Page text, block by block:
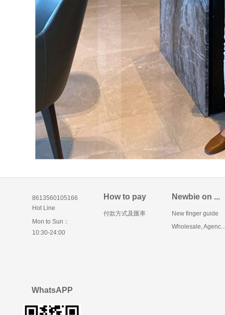
8613560105166
Hot Line
Mon to Sun：
10:30-24:00
How to pay
付款方式及匯率
Newbie on ...
New finger guide
Wholesale, Agenc...
WhatsAPP